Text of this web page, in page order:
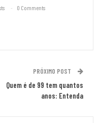
0 Comments
PRÓXIMO POST
Quem é de 99 tem quantos
anos: Entenda